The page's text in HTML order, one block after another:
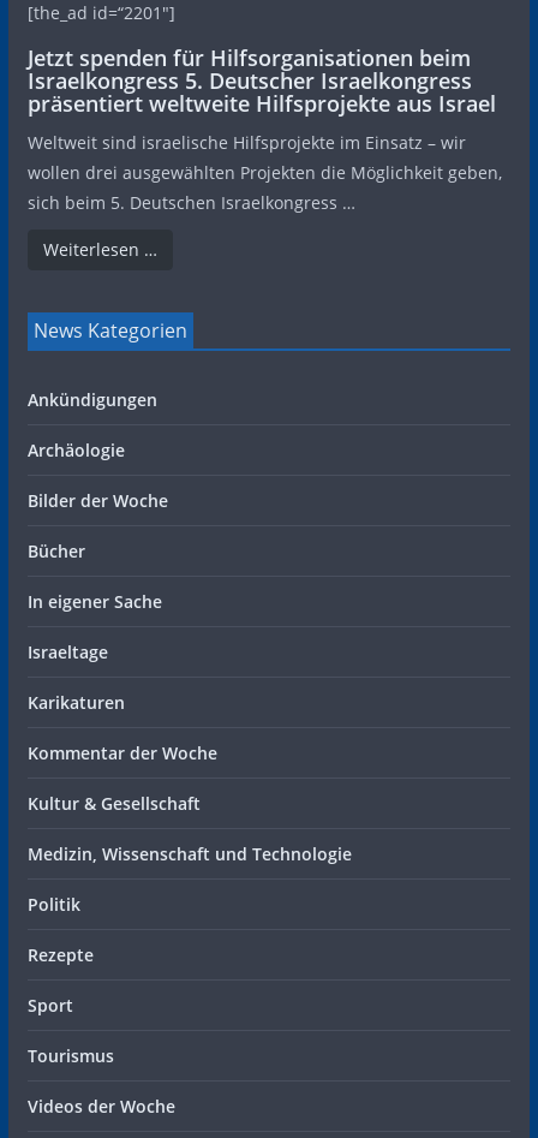
[the_ad id=“2201″]
Jetzt spenden für Hilfsorganisationen beim
Israelkongress 5. Deutscher Israelkongress
präsentiert weltweite Hilfsprojekte aus Israel
Weltweit sind israelische Hilfsprojekte im Einsatz – wir
wollen drei ausgewählten Projekten die Möglichkeit geben,
sich beim 5. Deutschen Israelkongress …
Weiterlesen …
News Kategorien
Ankündigungen
Archäologie
Bilder der Woche
Bücher
In eigener Sache
Israeltage
Karikaturen
Kommentar der Woche
Kultur & Gesellschaft
Medizin, Wissenschaft und Technologie
Politik
Rezepte
Sport
Tourismus
Videos der Woche